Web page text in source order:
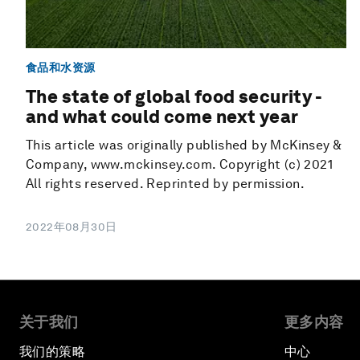
食品和水资源
The state of global food security -
and what could come next year
This article was originally published by McKinsey &
Company, www.mckinsey.com. Copyright (c) 2021
All rights reserved. Reprinted by permission.
2022年08月30日
关于我们
我们的策略
更多内容
中心